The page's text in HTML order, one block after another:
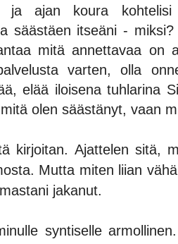
ja ajan koura kohtelisi
säästäen itseäni -
mitä annettavaa on
varten, olla
elää iloisena tuhlarina
olen säästänyt, vaan
kirjoitan. Ajattelen sitä,
Mutta miten liian
jakanut.
syntiselle